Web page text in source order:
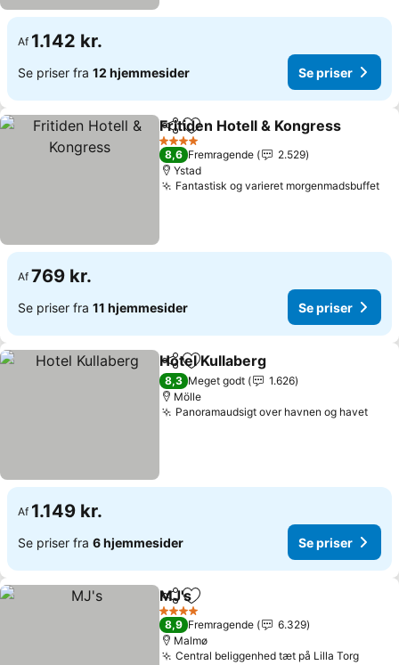
Af 1.142 kr.
Se priser fra 12 hjemmesider Se priser
Del Føj til favoritter
Fritiden Hotell & Kongress
4 Stjerner
8,6 Fremragende
2.529
Ystad
Fantastisk og varieret morgenmadsbuffet
Af 769 kr.
Se priser fra 11 hjemmesider Se priser
Del Føj til favoritter
Hotel Kullaberg
8,3 Meget godt
1.626
Mölle
Panoramaudsigt over havnen og havetSe
Af 1.149 kr.
Se priser fra 6 hjemmesider Se priser
Del Føj til favoritter
MJ's
4 Stjerner
8,9 Fremragende
6.329
Malmø
Central beliggenhed tæt på Lilla TorgSe